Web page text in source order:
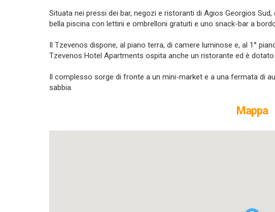
Situata nei pressi dei bar, negozi e ristoranti di Agios Georgios
bella piscina con lettini e ombrelloni gratuiti e uno snack-bar a
Il Tzevenos dispone, al piano terra, di camere luminose e, al 1°
Tzevenos Hotel Apartments ospita anche un ristorante ed è
Il complesso sorge di fronte a un mini-market e a una fermata di
sabbia.
Mappa